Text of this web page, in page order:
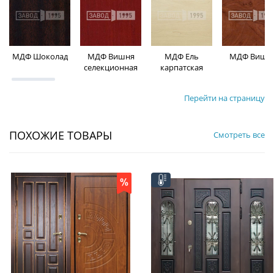
МДФ Шоколад
МДФ Вишня
селекционная
МДФ Ель
карпатская
МДФ
Перейти на страницу
ПОХОЖИЕ ТОВАРЫ Смотреть все